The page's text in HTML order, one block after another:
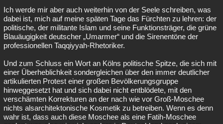
Ich werde mir aber auch weiterhin von der Seele schreiben, was
dabei ist, mich auf meine späten Tage das Fürchten zu lehren: der
politische, der militante Islam und seine Funktionsträger, die grüne
Blauäugigkeit deutscher „Umarmer“ und die Sirenentöne der
professionellen Taqqiyyah-Rhetoriker.
Und zum Schluss ein Wort an Kölns politische Spitze, die sich mit
einer Überheblichkeit sondergleichen über den immer deutlicher
artikulierten Protest einer großen Bevölkerungsgruppe
hinweggesetzt hat und sich dabei nicht entblödete, mit den
verschämten Korrekturen an der nach wie vor Groß-Moschee
nichts alsarchitektonische Kosmetik zu betreiben. Wenn es denn
wahr ist, dass auch diese Moschee als eine Fatih-Moschee